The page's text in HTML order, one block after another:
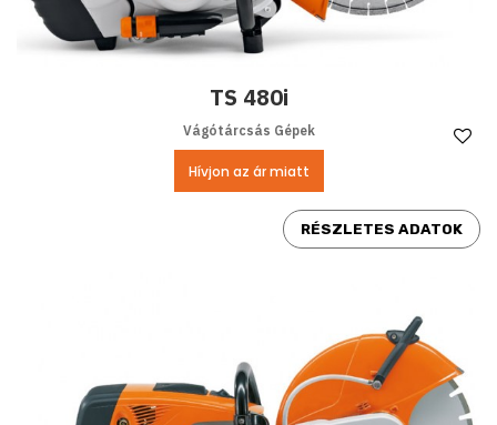
TS 480i
Vágótárcsás Gépek
Hívjon az ár miatt
RÉSZLETES ADATOK